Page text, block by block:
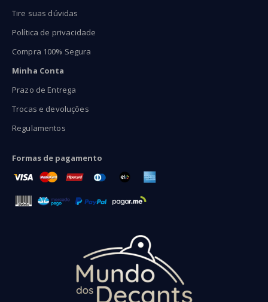
Tire suas dúvidas
Política de privacidade
Compra 100% Segura
Minha Conta
Prazo de Entrega
Trocas e devoluções
Regulamentos
Formas de pagamento